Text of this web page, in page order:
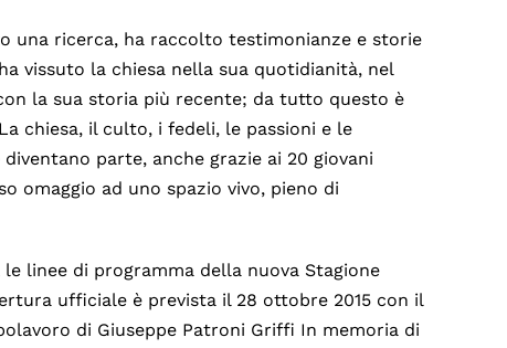
una ricerca, ha raccolto testimonianze e storie
vissuto la chiesa nella sua quotidianità, nel
la sua storia più recente; da tutto questo è
chiesa, il culto, i fedeli, le passioni e le
parte, anche grazie ai 20 giovani
omaggio ad uno spazio vivo, pieno di
linee di programma della nuova Stagione
ufficiale è prevista il 28 ottobre 2015 con il
di Giuseppe Patroni Griffi In memoria di